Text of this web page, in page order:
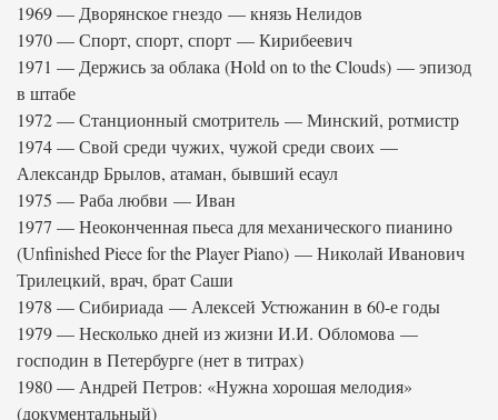
1969 — Дворянское гнездо — князь Нелидов
1970 — Спорт, спорт, спорт — Кирибеевич
1971 — Держись за облака (Hold on to the Clouds) — эпизод
в штабе
1972 — Станционный смотритель — Минский, ротмистр
1974 — Свой среди чужих, чужой среди своих —
Александр Брылов, атаман, бывший есаул
1975 — Раба любви — Иван
1977 — Неоконченная пьеса для механического пианино
(Unfinished Piece for the Player Piano) — Николай Иванович
Трилецкий, врач, брат Саши
1978 — Сибириада — Алексей Устюжанин в 60-е годы
1979 — Несколько дней из жизни И.И. Обломова —
господин в Петербурге (нет в титрах)
1980 — Андрей Петров: «Нужна хорошая мелодия»
(документальный)